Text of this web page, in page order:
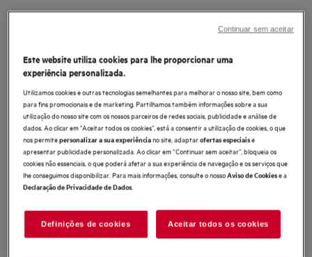
Filtro de Carbono Convencional
OdourClean
0 (0)
Benefícios
Filtro de carbono OdourClean – filtragem eficiente.
Filtragem eficiente com o filtro de carbono OdourClean.
O Filtro de Carbono OdourClean tem uma vida útil de 4-6 meses*.
Documentos
Este website utiliza cookies para lhe proporcionar uma
experiência personalizada.
Utilizamos cookies e outras tecnologias semelhantes para melhorar o nosso site, bem como
para fins promocionais e de marketing. Partilhamos também informações sobre a sua
utilização do nosso site com os nossos parceiros de redes sociais, publicidade e análise de
dados. Ao clicar em "Aceitar todos os cookies”, está a consentir a utilização de cookies, o que
nos permitepersonalizar a sua experiênciano site, adaptarofertas especiaise
apresentar publicidade personalizada. Ao clicar em “Continuar sem aceitar”, bloqueia os
cookies não essenciais, o que poderá afetar a sua experiência de navegação e os serviços que
lhe conseguimos disponibilizar. Para mais informações, consulte o nossoAviso de Cookiese a
Declaração de Privacidade de Dados.
Definições de cookies Aceitar todos os cookies
Continuar sem aceitar